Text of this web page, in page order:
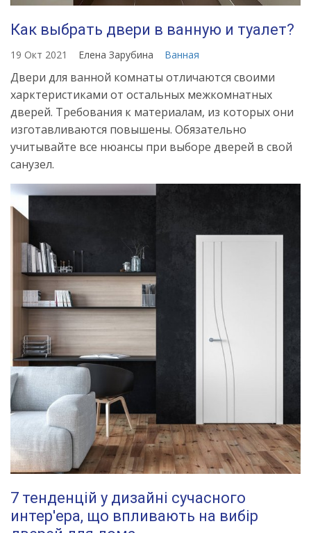
Как выбрать двери в ванную и туалет?
19 Окт 2021 Елена Зарубина Ванная
Двери для ванной комнаты отличаются своими
харктеристиками от остальных межкомнатных
дверей. Требования к материалам, из которых они
изготавливаются повышены. Обязательно
учитывайте все нюансы при выборе дверей в свой
санузел.
7 тенденцій у дизайні сучасного
интер'ера, що впливають на вибір